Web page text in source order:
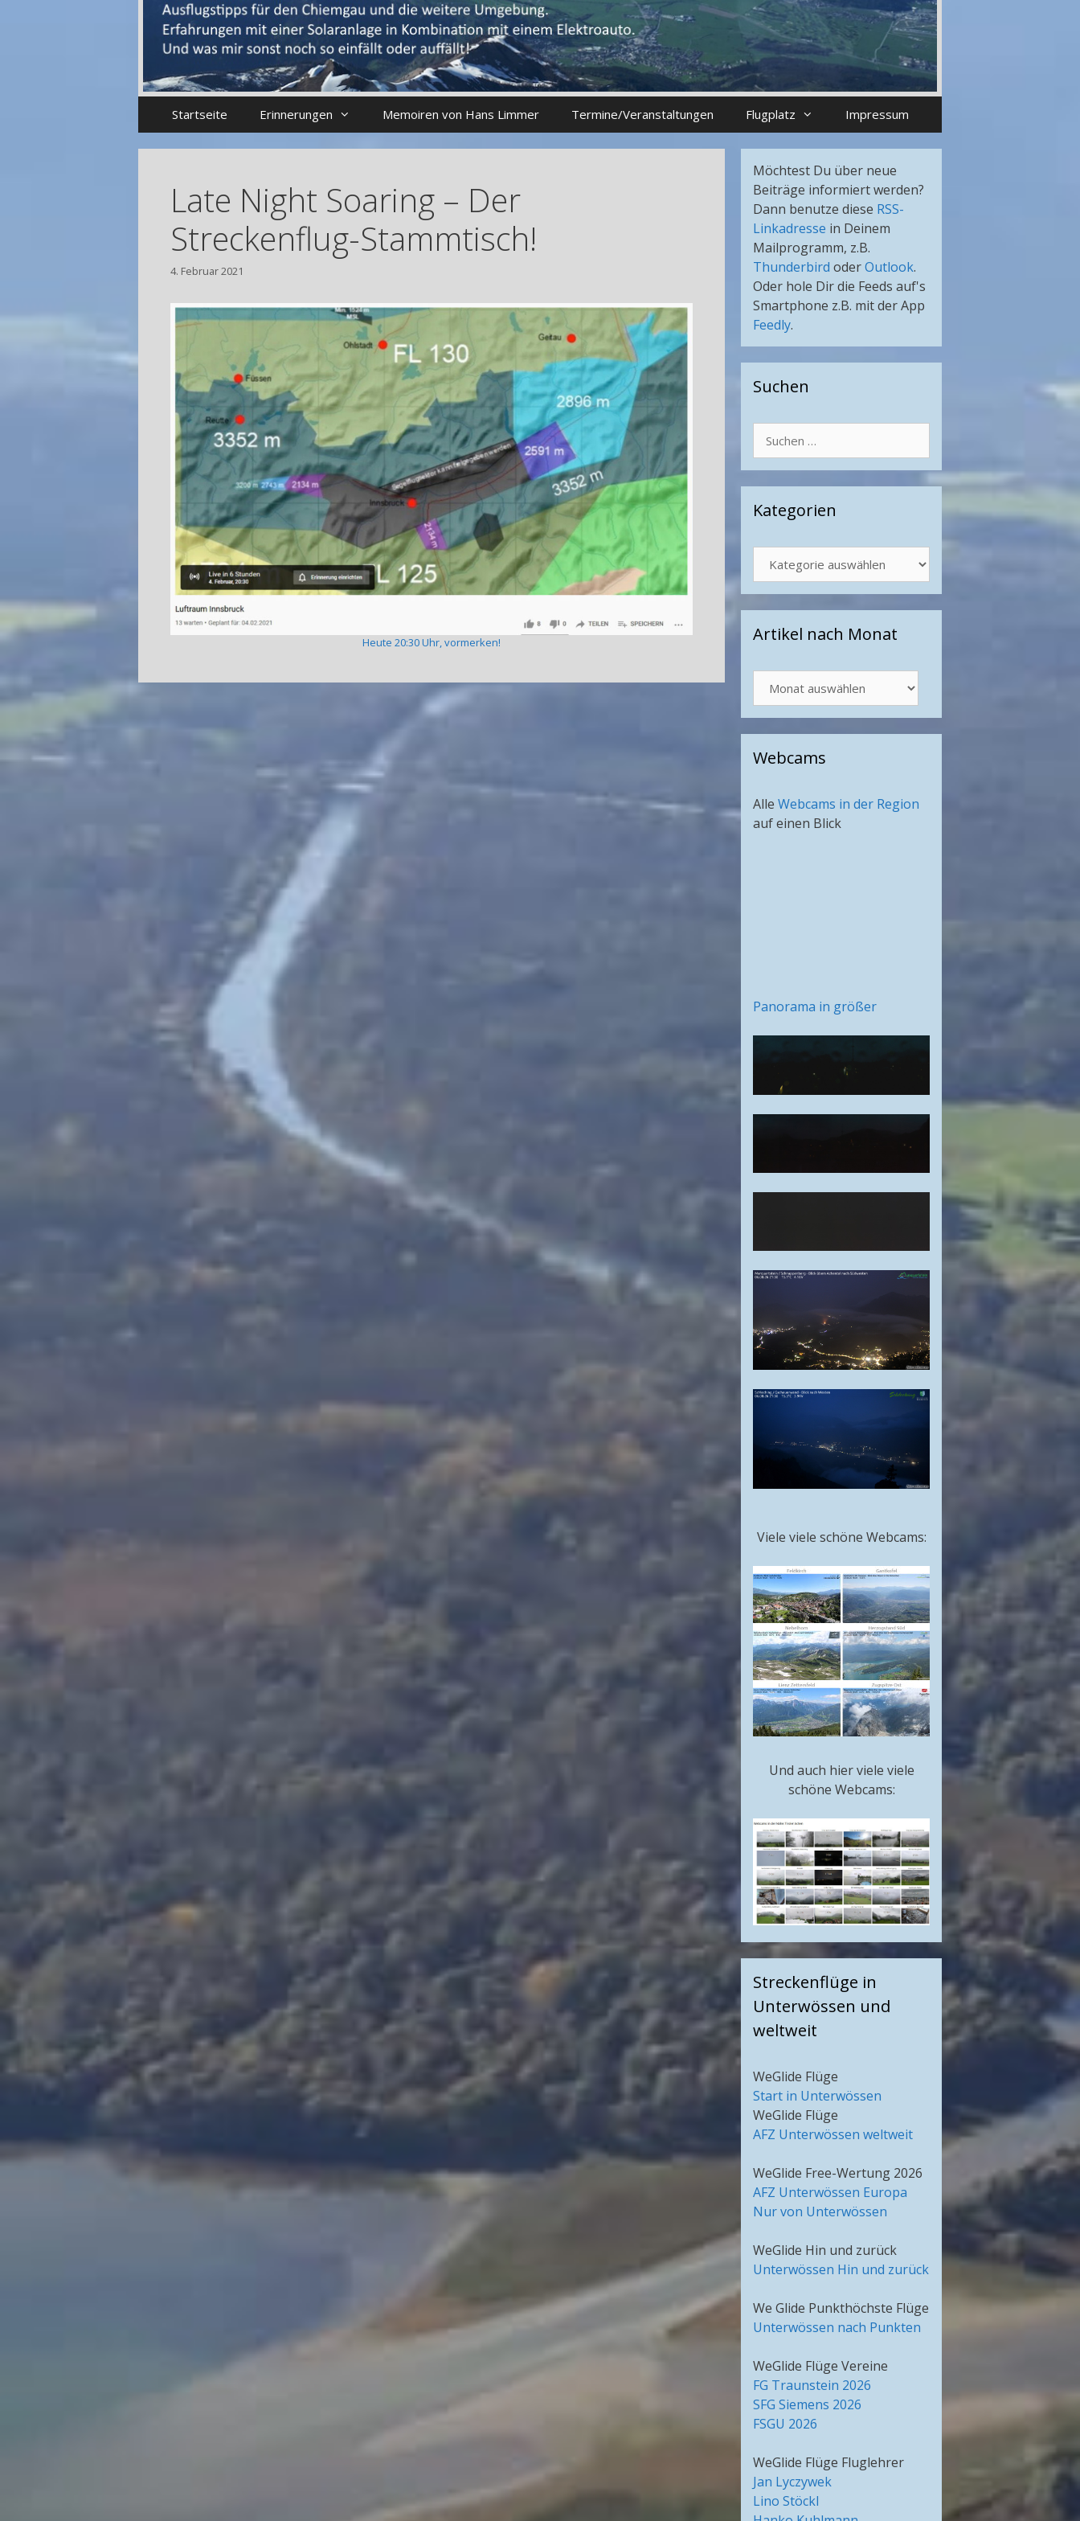
Startseite Erinnerungen Memoiren von Hans Limmer Termine/Veranstaltungen Flugplatz Impressum
Late Night Soaring – Der
Streckenflug-Stammtisch!
4. Februar 2021
Heute 20:30 Uhr, vormerken!
Möchtest Du über neue
Beiträge informiert werden?
Dann benutze diese RSS-
Linkadresse in Deinem
Mailprogramm, z.B.
Thunderbird oderOutlook.
Oder hole Dir die Feeds auf's
Smartphone z.B. mit der App
Feedly.
Suchen
nach:
Kategorien
Artikel nach Monat
nach
Monat
Webcams
Alle Webcams in der Region
auf einen Blick
Panorama in größer
Viele viele schöne Webcams:
Und auch hier viele viele
schöne Webcams:
Streckenflüge in
Unterwössen und
weltweit
WeGlide Flüge
Start in Unterwössen
WeGlide Flüge
AFZ Unterwössen weltweit
WeGlide Free-Wertung 2026
AFZ Unterwössen Europa
Nur von Unterwössen
WeGlide Hin und zurück
Unterwössen Hin und zurück
We Glide Punkthöchste Flüge
Unterwössen nach Punkten
WeGlide Flüge Vereine
FG Traunstein 2026
SFG Siemens 2026
FSGU 2026
WeGlide Flüge Fluglehrer
Jan Lyczywek
Lino Stöckl